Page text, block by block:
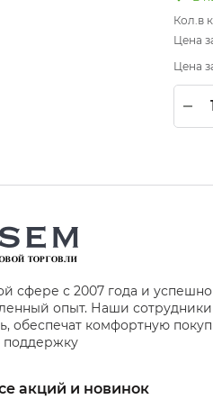
Кол.в
Цена
Цена
сфере с 2007 года и успешно
опыт. Наши сотрудники
обеспечат комфортную
акций и новинок